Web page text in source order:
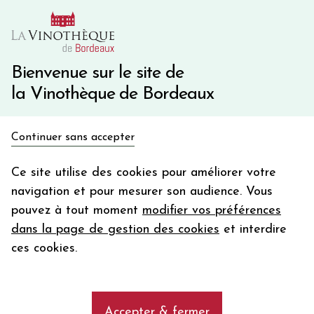
Bienvenue sur le site de
la Vinothèque de Bordeaux
Continuer sans accepter
Ce site utilise des cookies pour améliorer votre
navigation et pour mesurer son audience. Vous
pouvez à tout moment modifier vos préférences
dans la page de gestion des cookies et interdire
ces cookies.
10€ de remise immédiate sur votre première commande
Une question ?
Les vins de Barbaresco
en bon d'achat
Votre
email
En m’abonnant, j’accepte de recevoir la newsletter de la